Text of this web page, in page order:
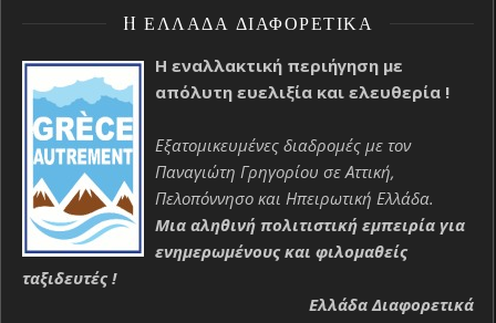
H ΕΛΛΆΔΑ ΔΙΑΦΟΡΕΤΙΚΆ
Η εναλλακτική περιήγηση με
απόλυτη ευελιξία και ελευθερία !
Εξατομικευμένες διαδρομές με τον
Παναγιώτη Γρηγορίου σε Αττική,
Πελοπόννησο και Ηπειρωτική Ελλάδα.
Μια αληθινή πολιτιστική εμπειρία για
ενημερωμένους και φιλομαθείς
ταξιδευτές !
Ελλάδα Διαφορετικά